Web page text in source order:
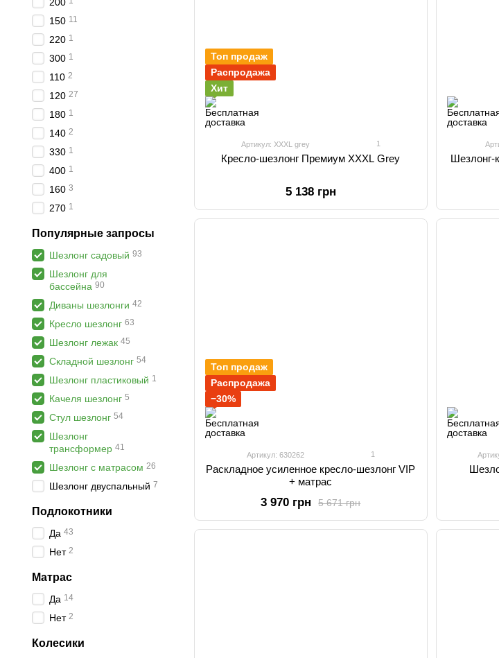
Топ продаж
Распродажа
Хит
Артикул: XXXL grey 1
Кресло-шезлонг Премиум XXXL Grey
5 138 грн
Шезлонг-
Топ продаж
Распродажа
−30%
Артикул: 630262 1
Раскладное усиленное кресло-шезлонг VIP
+ матрас
5 671 грн
3 970 грн
150 11
220 1
300 1
110 2
120 27
180 1
140 2
330 1
400 1
160 3
270 1
Популярные запросы
Шезлонг садовый 93
Шезлонг для
бассейна 90
Диваны шезлонги 42
Кресло шезлонг 63
Шезлонг лежак 45
Складной шезлонг 54
Шезлонг пластиковый 1
Качеля шезлонг 5
Стул шезлонг 54
Шезлонг
трансформер 41
Шезлонг с матрасом 26
Шезлонг двуспальный 7
Подлокотники
Да 43
Нет 2
Матрас
Да 14
Нет 2
Колесики